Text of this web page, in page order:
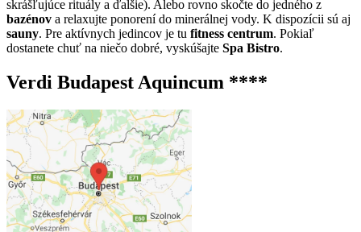
skrášľujúce rituály a ďalšie). Alebo rovno skočte do jedného z
bazénov a relaxujte ponorení do minerálnej vody. K dispozícii sú aj
sauny. Pre aktívnych jedincov je tu fitness centrum. Pokiaľ
dostanete chuť na niečo dobré, vyskúšajte Spa Bistro.
Verdi Budapest Aquincum ****